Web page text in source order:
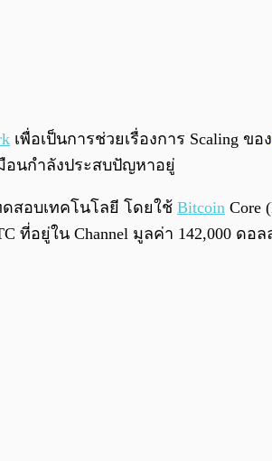
เพื่อเป็นการช่วยเรื่องการ Scaling ของ
อนกำลังประสบปัญหาอยู่
สอบเทคโนโลยี โดยใช้ Bitcoin Core
ที่อยู่ใน Channel มูลค่า 142,000 ดอ